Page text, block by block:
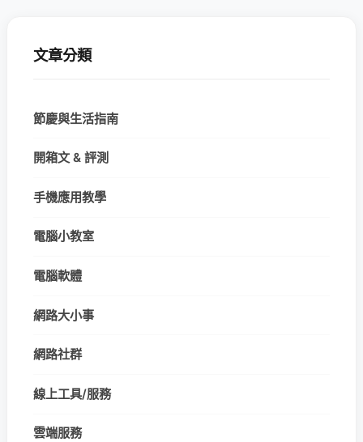
文章分類
節慶與生活指南
開箱文 & 評測
手機應用教學
電腦小教室
電腦軟體
網路大小事
網路社群
線上工具/服務
雲端服務